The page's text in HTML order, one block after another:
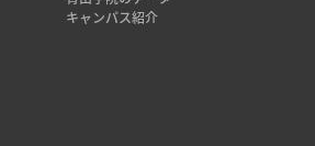
キャンパス紹介